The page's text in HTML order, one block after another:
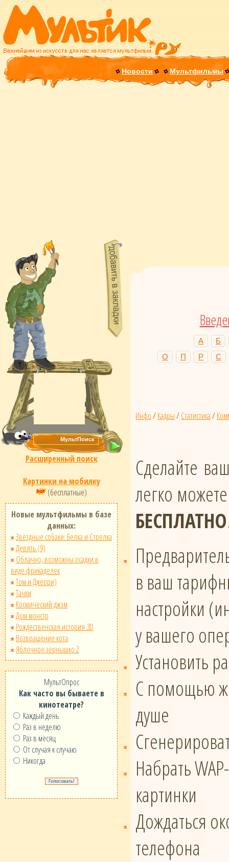
Новости Мультфильмы
Расширенный поиск
Картинки на мобилку
(бесплатные)
Новые мультфильмы в базе
данных:
Звёздные собаки: Белка и Стрелка
Девять (9)
Облачно, возможны осадки в
виде фрикаделек
Том и Джерри)
Тачки
Космический джэм
Дом монстр
Рождественская история 3D
Возвращение кота
Яблочное зернышко 2
МультОпрос
Как часто вы бываете в
кинотеатре?
Каждый день
Раз в неделю
Раз в месяц
От случая к случаю
Никогда
А
Б
О
П Р С
Инфо/ Кадры/ Статистика/
Сделайте
легко
БЕСПЛАТНО
в ваш
настройки
у вашего
Установить
С помощью
душе
Набрать
картинки
Дождаться
телефона